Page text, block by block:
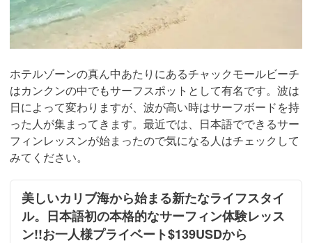
ホテルゾーンの真ん中あたりにあるチャックモールビーチ
はカンクンの中でもサーフスポットとして有名です。波は
日によって変わりますが、波が高い時はサーフボードを持
った人が集まってきます。最近では、日本語でできるサー
フィンレッスンが始まったので気になる人はチェックして
みてください。
美しいカリブ海から始まる新たなライフスタイ
ル。日本語初の本格的なサーフィン体験レッス
ン!!お一人様プライベート$139USDから